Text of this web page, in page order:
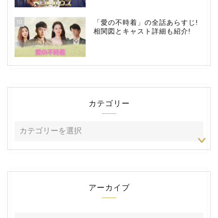
10
「愛の不時着」の全話あらすじ!
相関図とキャスト詳細も紹介!
カテゴリー
アーカイブ